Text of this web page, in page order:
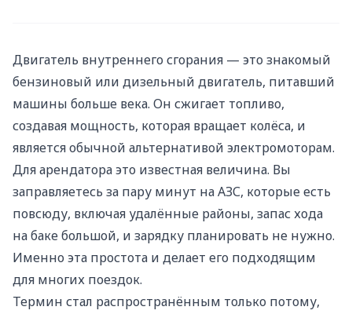
Двигатель внутреннего сгорания — это знакомый
бензиновый или дизельный двигатель, питавший
машины больше века. Он сжигает топливо,
создавая мощность, которая вращает колёса, и
является обычной альтернативой электромоторам.
Для арендатора это известная величина. Вы
заправляетесь за пару минут на АЗС, которые есть
повсюду, включая удалённые районы, запас хода
на баке большой, и зарядку планировать не нужно.
Именно эта простота и делает его подходящим
для многих поездок.
Термин стал распространённым только потому,